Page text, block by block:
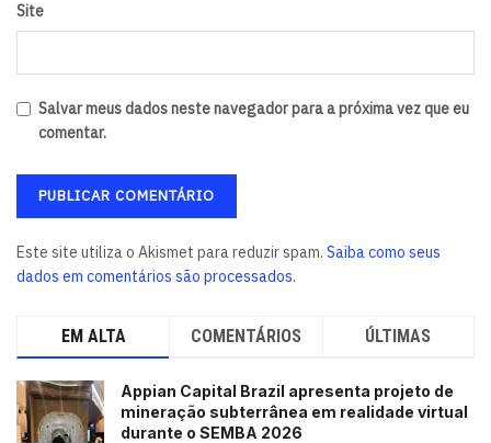
Site
Salvar meus dados neste navegador para a próxima vez que eu
comentar.
Este site utiliza o Akismet para reduzir spam. Saiba como seus
dados em comentários são processados.
EM ALTA COMENTÁRIOS ÚLTIMAS
Appian Capital Brazil apresenta projeto de
mineração subterrânea em realidade virtual
durante o SEMBA 2026